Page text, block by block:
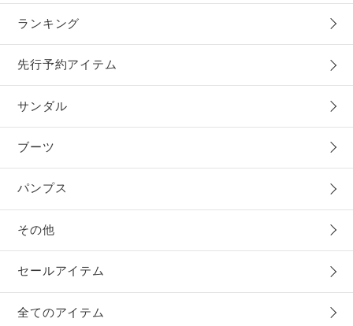
ランキング
先行予約アイテム
サンダル
ブーツ
パンプス
その他
セールアイテム
全てのアイテム